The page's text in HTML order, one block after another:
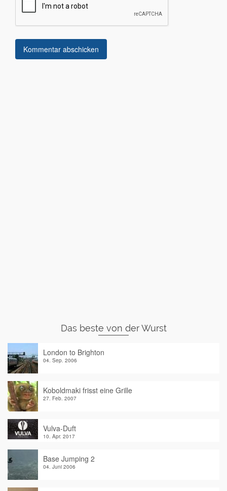
Das beste von der Wurst
London to Brighton
04. Sep. 2006
Koboldmaki frisst eine Grille
27. Feb. 2007
Vulva-Duft
10. Apr. 2017
Base Jumping 2
04. Juni 2006